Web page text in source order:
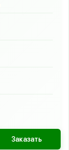
Заказать